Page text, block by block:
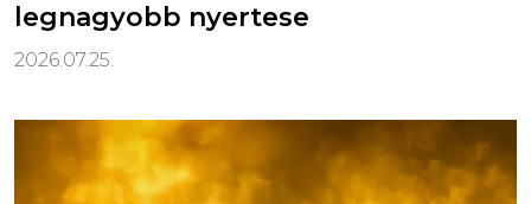
legnagyobb nyertese
2026.07.25.